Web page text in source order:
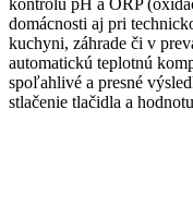
domácnosti aj pri
kuchyni, záhrade či v
automatickú teplotnú
spoľahlivé a presné
stlačenie tlačidla a